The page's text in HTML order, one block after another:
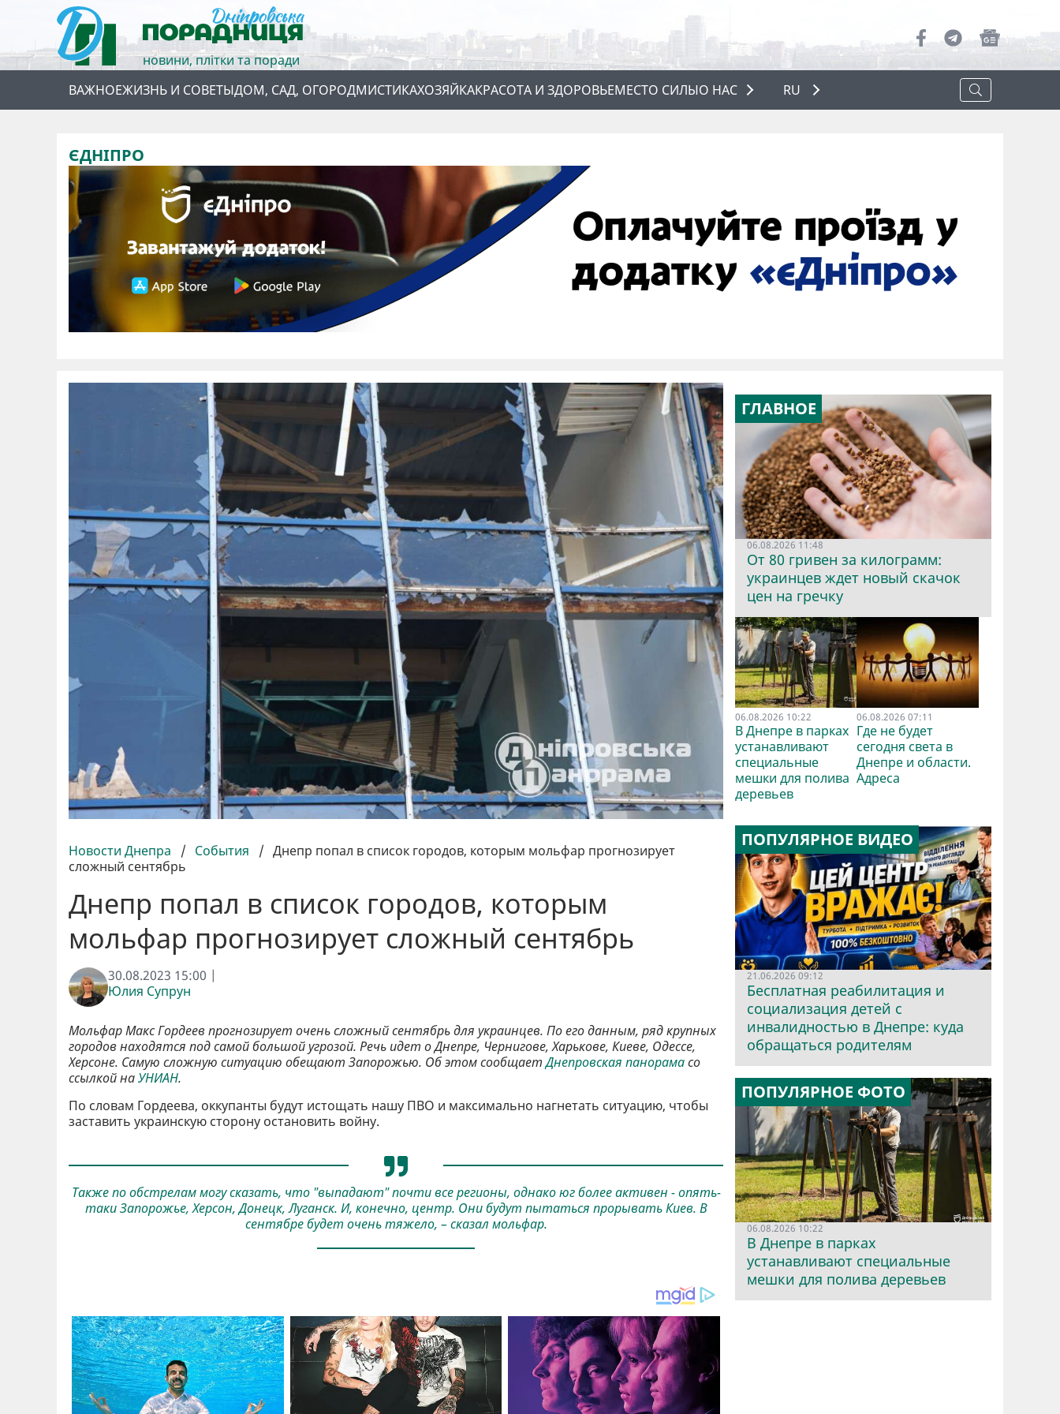
новини, плітки та поради
ВАЖНОЕЖИЗНЬ И СОВЕТЫДОМ, САД, ОГОРОДМИСТИКАХОЗЯЙКАКРАСОТА И ЗДОРОВЬЕМЕСТО СИЛЫО НАС
О НАС
RU
ЄДНІПРО
Новости Днепра / События / Днепр попал в список городов, которым мольфар прогнозирует
сложный сентябрь
Днепр попал в список городов, которым
мольфар прогнозирует сложный сентябрь
30.08.2023 15:00 |
Юлия Супрун
Мольфар Макс Гордеев прогнозирует очень сложный сентябрь для украинцев. По его данным, ряд крупных
городов находятся под самой большой угрозой. Речь идет о Днепре, Чернигове, Харькове, Киеве, Одессе,
Херсоне. Самую сложную ситуацию обещают Запорожью. Об этом сообщаетДнепровская панорамасо
ссылкой наУНИАН.
По словам Гордеева, оккупанты будут истощать нашу ПВО и максимально нагнетать ситуацию, чтобы
заставить украинскую сторону остановить войну.
Также по обстрелам могу сказать, что "выпадают" почти все регионы, однако юг более активен - опять-
таки Запорожье, Херсон, Донецк, Луганск. И, конечно, центр. Они будут пытаться прорывать Киев. В
сентябре будет очень тяжело, – сказал мольфар.
ГЛАВНОЕ
06.08.2026 11:48
От 80 гривен за килограмм:
украинцев ждет новый скачок
цен на гречку
06.08.2026 10:22
В Днепре в парках
устанавливают
специальные
мешки для полива
деревьев
06.08.2026 07:11
Где не будет
сегодня света в
Днепре и области.
Адреса
ПОПУЛЯРНОЕ ВИДЕО
21.06.2026 09:12
Бесплатная реабилитация и
социализация детей с
инвалидностью в Днепре: куда
обращаться родителям
ПОПУЛЯРНОЕ ФОТО
06.08.2026 10:22
В Днепре в парках
устанавливают специальные
мешки для полива деревьев